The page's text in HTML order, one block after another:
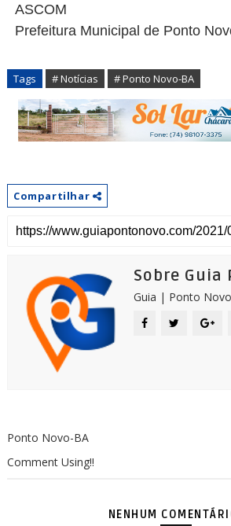
ASCOM
Prefeitura Municipal de Ponto
Tags # Notícias # Ponto Novo-BA
Compartilhar
Sobre Guia
Guia | Ponto Novo
Ponto Novo-BA
Comment Using!!
NENHUM